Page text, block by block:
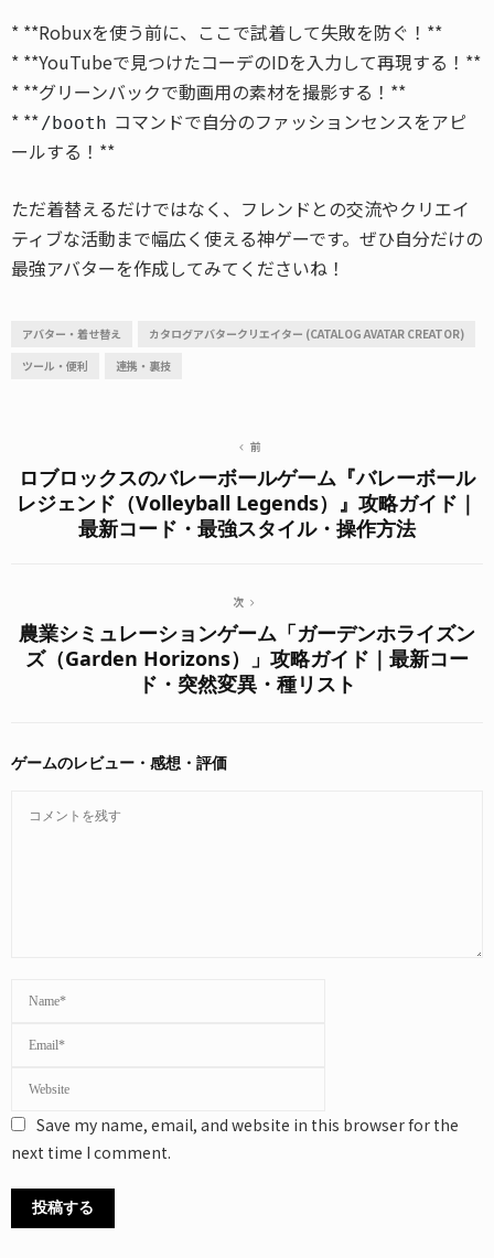
* **Robuxを使う前に、ここで試着して失敗を防ぐ！**
* **YouTubeで見つけたコーデのIDを入力して再現する！**
* **グリーンバックで動画用の素材を撮影する！**
* ** /booth コマンドで自分のファッションセンスをアピ
ールする！**
ただ着替えるだけではなく、フレンドとの交流やクリエイ
ティブな活動まで幅広く使える神ゲーです。ぜひ自分だけの
最強アバターを作成してみてくださいね！
アバター・着せ替え
カタログアバタークリエイター (CATALOG AVATAR CREATOR)
ツール・便利
連携・裏技
前
ロブロックスのバレーボールゲーム『バレーボール
レジェンド（Volleyball Legends）』攻略ガイド｜
最新コード・最強スタイル・操作方法
次
農業シミュレーションゲーム「ガーデンホライズン
ズ（Garden Horizons）」攻略ガイド｜最新コー
ド・突然変異・種リスト
ゲームのレビュー・感想・評価
Save my name, email, and website in this browser for the
next time I comment.